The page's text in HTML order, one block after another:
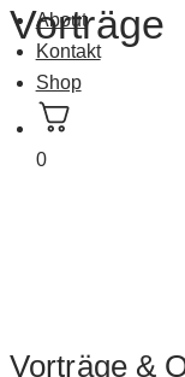
About
Kontakt
Shop
0
Vorträge
Vorträge &